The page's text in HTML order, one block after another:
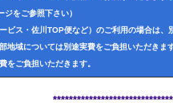
をご参照下さい）
ビス・佐川TOP便など）のご利用の場合は、
地域については別途実費をご負担いただきます
をご負担いただきます。